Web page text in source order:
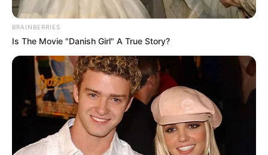
BRAINBERRIES
Is The Movie "Danish Girl" A True Story?